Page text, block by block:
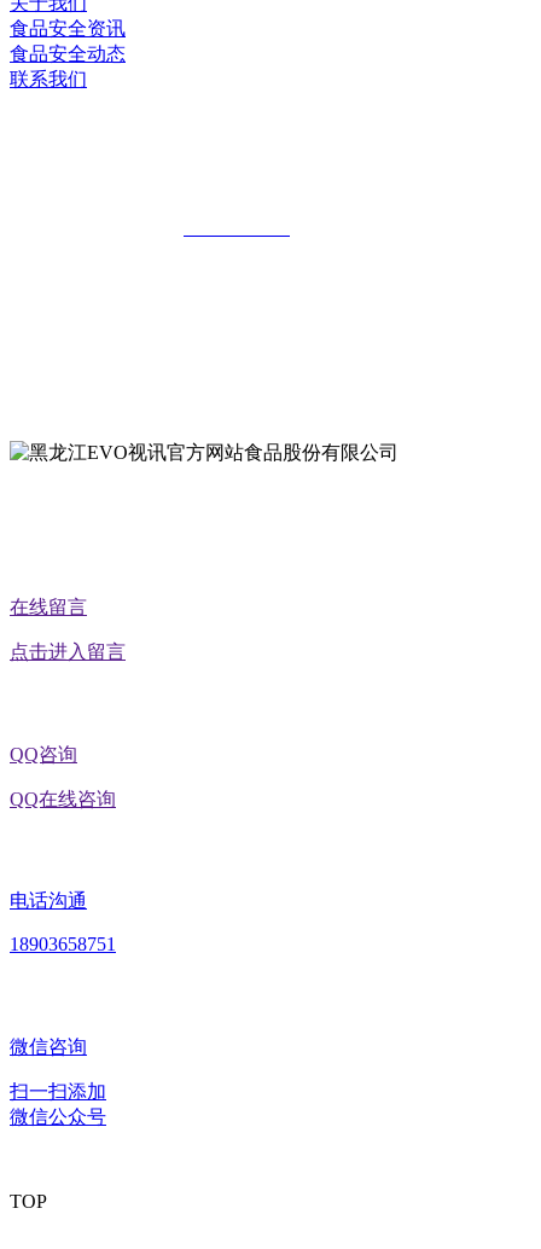
食品安全资讯
食品安全动态
联系我们
在线留言
点击进入留言
QQ咨询
QQ在线咨询
电话沟通
18903658751
微信咨询
扫一扫添加
微信公众号
TOP